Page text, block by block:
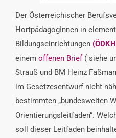
Der Österreichischer
HortpädagogInnen in
Bildungseinrichtungen
einem offenen Brief( siehe
Strauß und BM Heinz
im Gesetzesentwurf nicht
bestimmten „bundesweiten
Orientierungsleitfaden“.
soll dieser Leitfaden